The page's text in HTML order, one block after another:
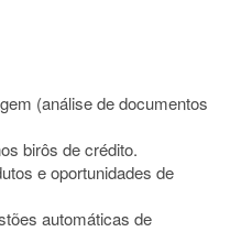
(análise de documentos
birôs de crédito.
e oportunidades de
automáticas de